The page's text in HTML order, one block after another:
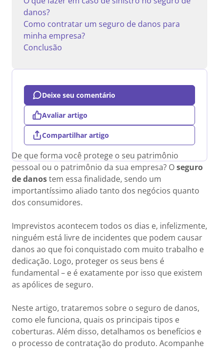
De que forma você protege o seu patrimônio
pessoal ou o patrimônio da sua empresa? Oseguro
de danostem essa finalidade, sendo um
importantíssimo aliado tanto dos negócios quanto
dos consumidores.
Imprevistos acontecem todos os dias e, infelizmente,
ninguém está livre de incidentes que podem causar
danos ao que foi conquistado com muito trabalho e
dedicação. Logo, proteger os seus bens é
fundamental – e é exatamente por isso que existem
as apólices de seguro.
Neste artigo, trataremos sobre o seguro de danos,
como ele funciona, quais os principais tipos e
coberturas. Além disso, detalhamos os benefícios e
o processo de contratação do produto. Acompanhe
danos?
Como contratar um seguro de danos para
minha empresa?
Conclusão
Deixe seu comentário
Avaliar artigo
Compartilhar artigo